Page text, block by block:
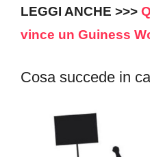
LEGGI ANCHE >>>
vince un Guiness
Cosa succede in